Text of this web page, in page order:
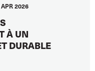
2026
À UN
DURABLE